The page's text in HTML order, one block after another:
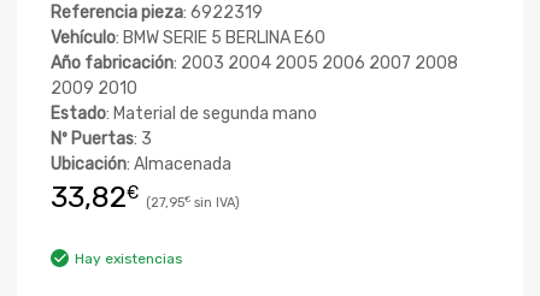
Referencia pieza: 6922319
Vehículo: BMW SERIE 5 BERLINA E60
Año fabricación: 2003 2004 2005 2006 2007 2008
2009 2010
Estado: Material de segunda mano
Nº Puertas: 3
Ubicación: Almacenada
33,82€ 27,95€
Hay existencias